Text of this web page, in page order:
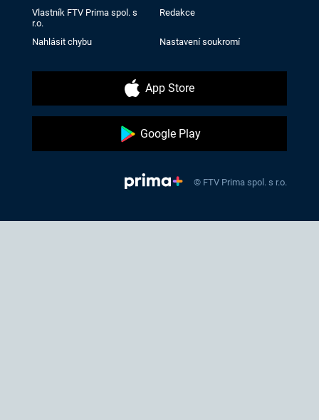
Vlastník FTV Prima spol. s
r.o.
Redakce
Nahlásit chybu Nastavení soukromí
App Store
Google Play
© FTV Prima spol. s r.o.